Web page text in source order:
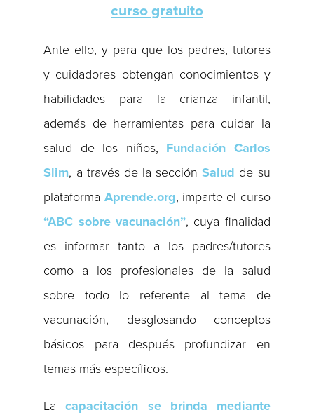
curso gratuito
Ante ello, y para que los padres, tutores
y cuidadores obtengan conocimientos y
habilidades para la crianza infantil,
además de herramientas para cuidar la
salud de los niños, Fundación Carlos
Slim, a través de la secciónSalud de su
plataforma Aprende.org, imparte el curso
“ABC sobre vacunación”, cuya finalidad
es informar tanto a los padres/tutores
como a los profesionales de la salud
sobre todo lo referente al tema de
vacunación, desglosando conceptos
básicos para después profundizar en
temas más específicos.
Lacapacitación se brinda mediante